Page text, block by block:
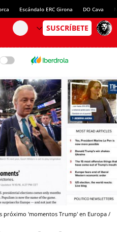
Escándalo ERC Girona DO Cava
próximo 'momentos Trump' en Europa /